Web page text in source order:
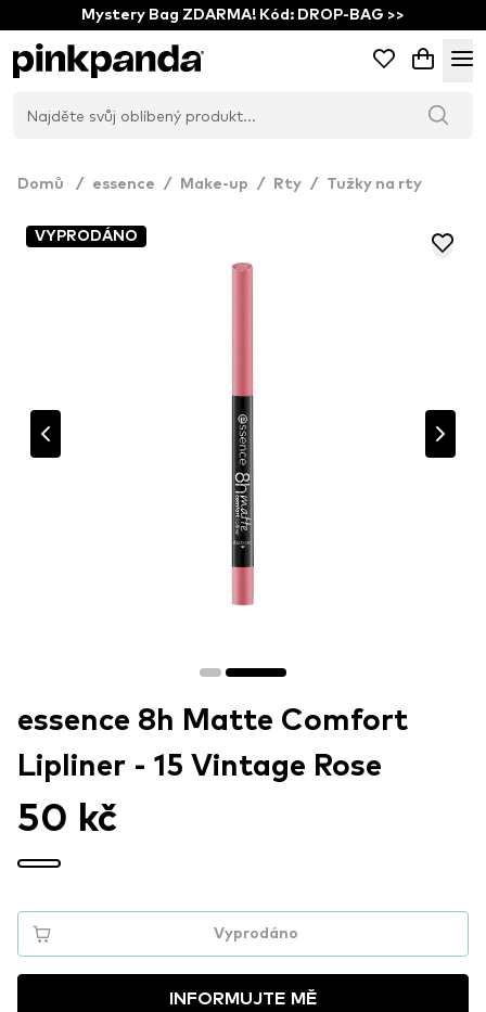
Mystery Bag ZDARMA! Kód: DROP-BAG >>
Domů / essence / Make-up / Rty / Tužky na rty
VYPRODÁNO
essence 8h Matte Comfort
Lipliner - 15 Vintage Rose
50 kč
Vyprodáno
INFORMUJTE MĚ